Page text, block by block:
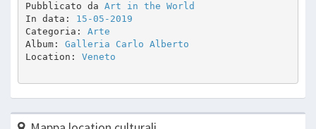
Pubblicato da Art in the World
In data: 15-05-2019
Categoria: Arte
Album: Galleria Carlo Alberto
Location: Veneto